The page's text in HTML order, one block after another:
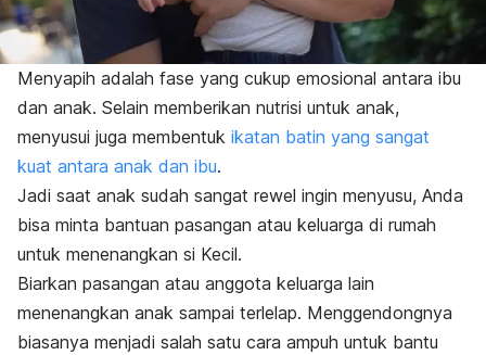
Menyapih adalah fase yang cukup emosional antara ibu
dan anak. Selain memberikan nutrisi untuk anak,
menyusui juga membentuk ikatan batin yang sangat
kuat antara anak dan ibu.
Jadi saat anak sudah sangat rewel ingin menyusu, Anda
bisa minta bantuan pasangan atau keluarga di rumah
untuk menenangkan si Kecil.
Biarkan pasangan atau anggota keluarga lain
menenangkan anak sampai terlelap. Menggendongnya
biasanya menjadi salah satu cara ampuh untuk bantu